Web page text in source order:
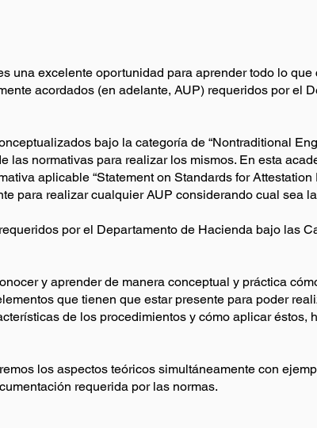
una excelente oportunidad para aprender todo lo
acordados (en adelante, AUP) requeridos por el
bajo la categoría de “Nontraditional
las normativas para realizar los mismos. En esta
aplicable “Statement on Standards for
para realizar cualquier AUP considerando cual sea
por el Departamento de Hacienda bajo las
y aprender de manera conceptual y práctica
que tienen que estar presente para poder
de los procedimientos y cómo aplicar éstos,
los aspectos teóricos simultáneamente con
requerida por las normas.